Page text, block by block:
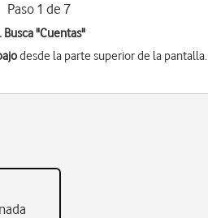
Paso 1 de 7
Busca "Cuentas"
desde la parte superior de la pantalla.